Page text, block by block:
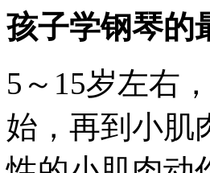
孩子学钢琴的
5～15岁左右
始，再到小肌